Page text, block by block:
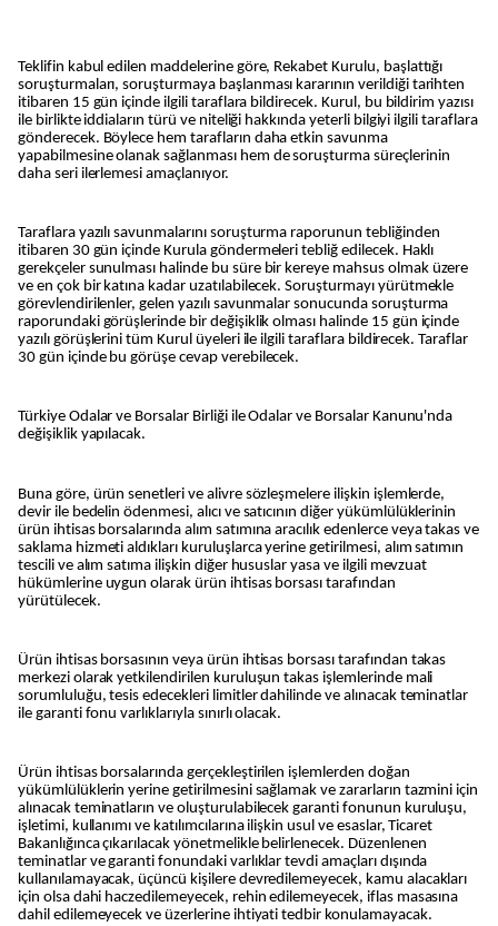
Teklifin kabul edilen maddelerine göre, Rekabet Kurulu, başlattığı
soruşturmaları, soruşturmaya başlanması kararının verildiği tarihten
itibaren 15 gün içinde ilgili taraflara bildirecek. Kurul, bu bildirim yazısı
ile birlikte iddiaların türü ve niteliği hakkında yeterli bilgiyi ilgili taraflara
gönderecek. Böylece hem tarafların daha etkin savunma
yapabilmesine olanak sağlanması hem de soruşturma süreçlerinin
daha seri ilerlemesi amaçlanıyor.
Taraflara yazılı savunmalarını soruşturma raporunun tebliğinden
itibaren 30 gün içinde Kurula göndermeleri tebliğ edilecek. Haklı
gerekçeler sunulması halinde bu süre bir kereye mahsus olmak üzere
ve en çok bir katına kadar uzatılabilecek. Soruşturmayı yürütmekle
görevlendirilenler, gelen yazılı savunmalar sonucunda soruşturma
raporundaki görüşlerinde bir değişiklik olması halinde 15 gün içinde
yazılı görüşlerini tüm Kurul üyeleri ile ilgili taraflara bildirecek. Taraflar
30 gün içinde bu görüşe cevap verebilecek.
Türkiye Odalar ve Borsalar Birliği ile Odalar ve Borsalar Kanunu'nda
değişiklik yapılacak.
Buna göre, ürün senetleri ve alivre sözleşmelere ilişkin işlemlerde,
devir ile bedelin ödenmesi, alıcı ve satıcının diğer yükümlülüklerinin
ürün ihtisas borsalarında alım satımına aracılık edenlerce veya takas ve
saklama hizmeti aldıkları kuruluşlarca yerine getirilmesi, alım satımın
tescili ve alım satıma ilişkin diğer hususlar yasa ve ilgili mevzuat
hükümlerine uygun olarak ürün ihtisas borsası tarafından
yürütülecek.
Ürün ihtisas borsasının veya ürün ihtisas borsası tarafından takas
merkezi olarak yetkilendirilen kuruluşun takas işlemlerinde mali
sorumluluğu, tesis edecekleri limitler dahilinde ve alınacak teminatlar
ile garanti fonu varlıklarıyla sınırlı olacak.
Ürün ihtisas borsalarında gerçekleştirilen işlemlerden doğan
yükümlülüklerin yerine getirilmesini sağlamak ve zararların tazmini için
alınacak teminatların ve oluşturulabilecek garanti fonunun kuruluşu,
işletimi, kullanımı ve katılımcılarına ilişkin usul ve esaslar, Ticaret
Bakanlığınca çıkarılacak yönetmelikle belirlenecek. Düzenlenen
teminatlar ve garanti fonundaki varlıklar tevdi amaçları dışında
kullanılamayacak, üçüncü kişilere devredilemeyecek, kamu alacakları
için olsa dahi haczedilemeyecek, rehin edilemeyecek, iflas masasına
dahil edilemeyecek ve üzerlerine ihtiyati tedbir konulamayacak.